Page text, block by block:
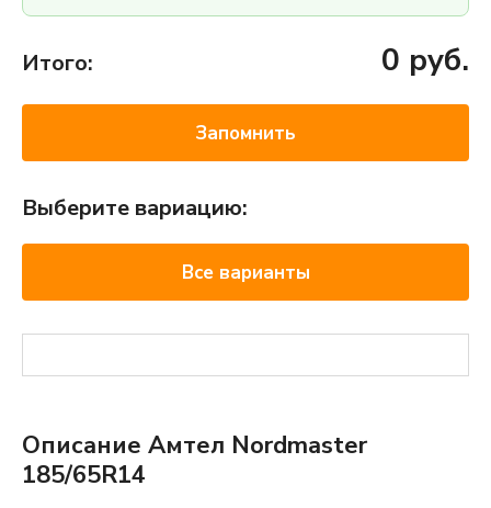
Итого: 0 руб.
Запомнить
Выберите вариацию:
Все варианты
Описание Амтел Nordmaster
185/65R14